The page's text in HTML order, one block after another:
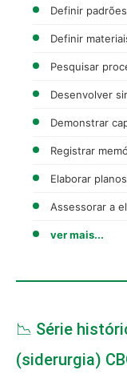
Definir
Definir
Pesquisar
Desenvolver
Demonstrar
Registrar
Elaborar
Assessorar a
ver mais...
📉 Série
(siderurgia)